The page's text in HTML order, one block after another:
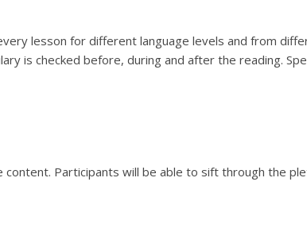
lesson for different language levels and from
is checked before, during and after the reading.
Participants will be able to sift through the